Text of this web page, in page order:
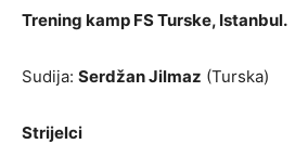
Trening kamp FS Turske, Istanbul.
Sudija: Serdžan Jilmaz (Turska)
Strijelci